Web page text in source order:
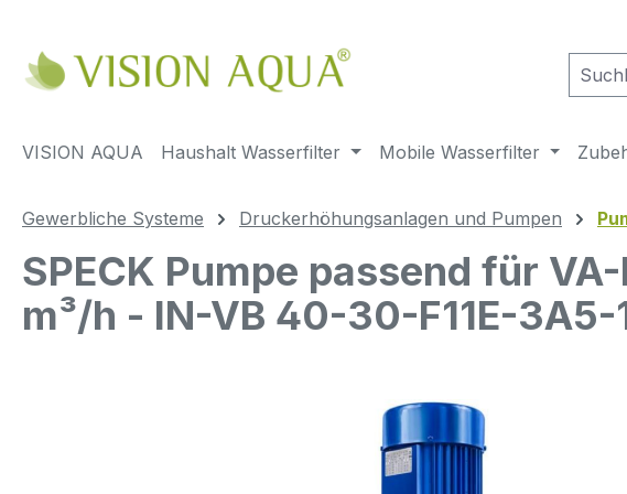
VISION AQUA Haushalt Wasserfilter Mobile Wasserfilter
Gewerbliche Systeme Druckerhöhungsanlagen und Pumpen
SPECK Pumpe passend für
m³/h - IN-VB 40-30-F11E-3A5-